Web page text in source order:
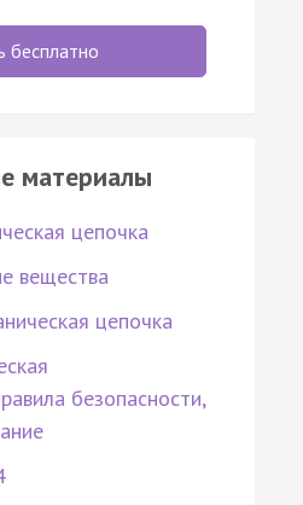
бесплатно
материалы
цепочка
вещества
цепочка
безопасности,